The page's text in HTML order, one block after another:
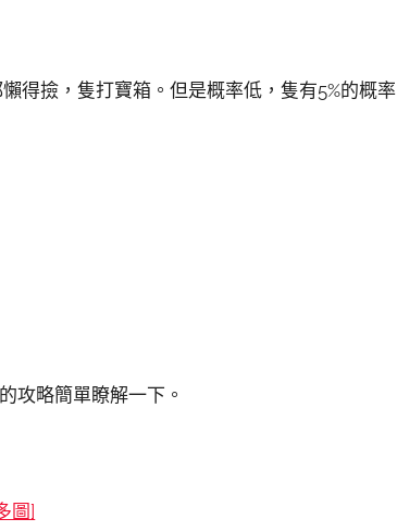
得撿，隻打寶箱。但是概率低，隻有5%的概率
攻略簡單瞭解一下。
圖]